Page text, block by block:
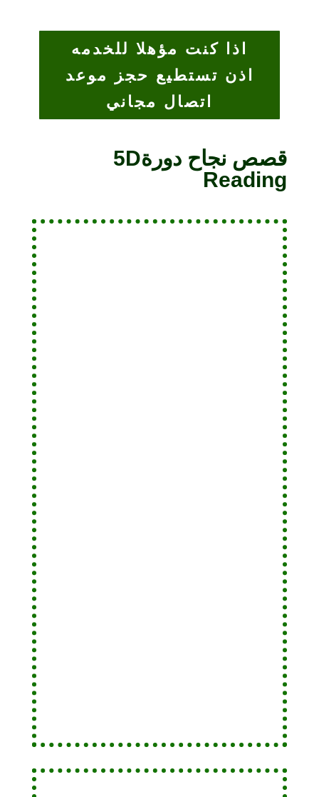
اذا كنت مؤهلا للخدمه
اذن تستطيع حجز موعد
اتصال مجاني
قصص نجاح دورة5D
Reading